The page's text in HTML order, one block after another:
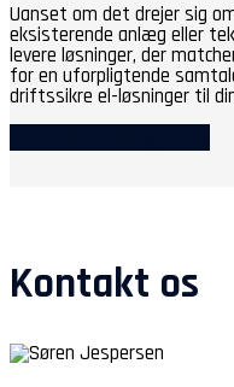
Uanset om det drejer sig
eksisterende anlæg eller
levere løsninger, der
for en uforpligtende
driftssikre el-løsninger til
Kontakt os